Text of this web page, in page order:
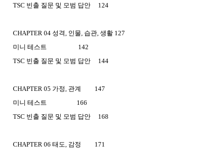
TSC 빈출 질문 및 모범 답안 124
CHAPTER 04 성격, 인물, 습관, 생활 127
미니 테스트 142
TSC 빈출 질문 및 모범 답안 144
CHAPTER 05 가정, 관계 147
미니 테스트 166
TSC 빈출 질문 및 모범 답안 168
CHAPTER 06 태도, 감정 171